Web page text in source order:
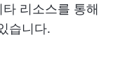
리소스를 통해
습니다.